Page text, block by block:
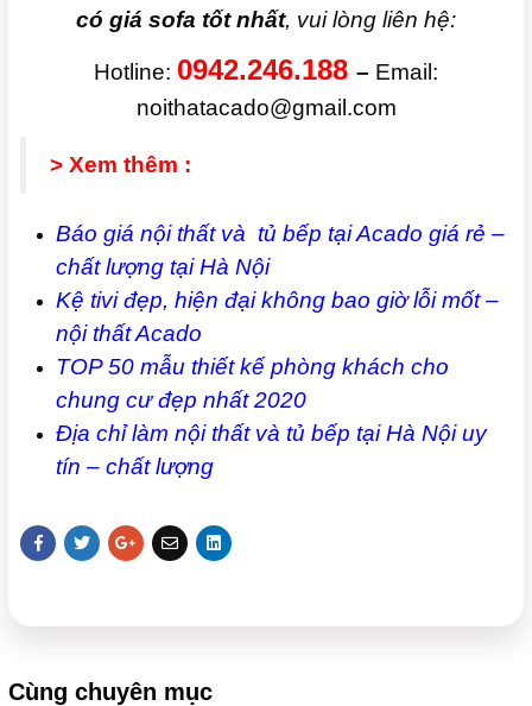
có giá sofa tốt nhất, vui lòng liên hệ:
Hotline: 0942.246.188 – Email:
noithatacado@gmail.com
> Xem thêm :
Báo giá nội thất và tủ bếp tại Acado giá rẻ –
chất lượng tại Hà Nội
Kệ tivi đẹp, hiện đại không bao giờ lỗi mốt –
nội thất Acado
TOP 50 mẫu thiết kế phòng khách cho
chung cư đẹp nhất 2020
Địa chỉ làm nội thất và tủ bếp tại Hà Nội uy
tín – chất lượng
Cùng chuyên mục